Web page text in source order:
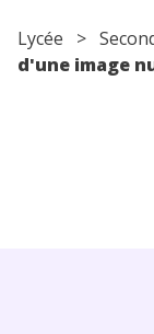
Lycée >
d'une image